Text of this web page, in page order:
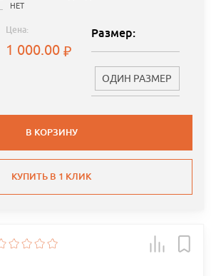
НЕТ
Цена:
1 000.00
Размер:
ОДИН РАЗМЕР
В КОРЗИНУ
КУПИТЬ В 1 КЛИК